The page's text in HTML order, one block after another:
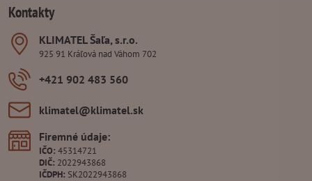
Kontakty
KLIMATEL Šaľa, s​.r​.o​.
925 91 Kráľová nad Váhom 702
+421 902 483 560
klimatel​@klimatel​.sk
Firemné údaje:
IČO: 45314721
DIČ: 2022943868
IČDPH: SK2022943868